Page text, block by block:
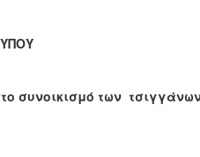
συνοικισμό των